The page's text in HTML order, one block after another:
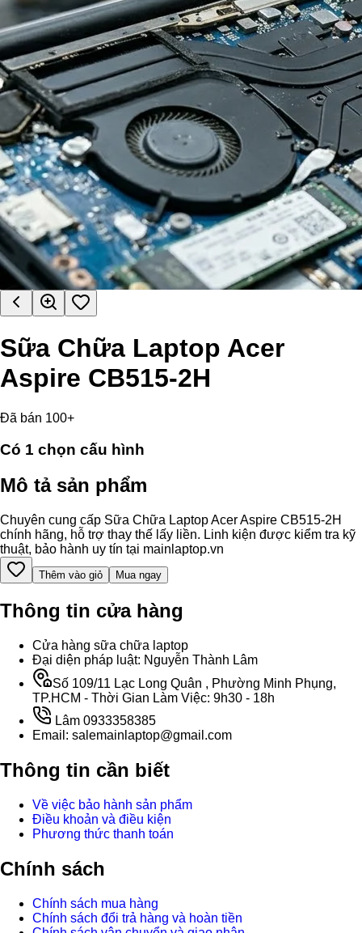
Sữa Chữa Laptop Acer
Aspire CB515-2H
Đã bán 100+
Có 1 chọn cấu hình
Mô tả sản phẩm
Chuyên cung cấp Sữa Chữa Laptop Acer Aspire CB515-2H
chính hãng, hỗ trợ thay thế lấy liền. Linh kiện được kiểm tra kỹ
thuật, bảo hành uy tín tại mainlaptop.vn
Thêm vào giỏ Mua ngay
Thông tin cửa hàng
Cửa hàng sữa chữa laptop
Đại diện pháp luật: Nguyễn Thành Lâm
Số 109/11 Lạc Long Quân , Phường Minh Phụng,
TP.HCM - Thời Gian Làm Việc: 9h30 - 18h
Lâm 0933358385
Email: salemainlaptop@gmail.com
Thông tin cần biết
Về việc bảo hành sản phẩm
Điều khoản và điều kiện
Phương thức thanh toán
Chính sách
Chính sách mua hàng
Chính sách đổi trả hàng và hoàn tiền